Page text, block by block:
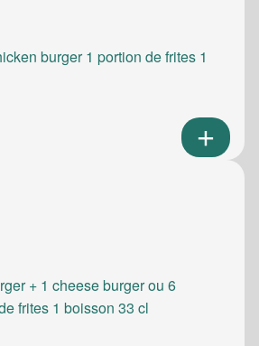
burger 1 portion de frites 1
+ 1 cheese burger ou 6
frites 1 boisson 33 cl